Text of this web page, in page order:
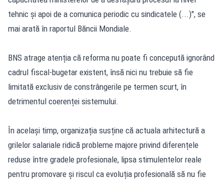
tehnic și apoi de a comunica periodic cu sindicatele (...)", se
mai arată în raportul Băncii Mondiale.
BNS atrage atenția că reforma nu poate fi concepută ignorând
cadrul fiscal-bugetar existent, însă nici nu trebuie să fie
limitată exclusiv de constrângerile pe termen scurt, în
detrimentul coerenței sistemului.
În același timp, organizația susține că actuala arhitectură a
grilelor salariale ridică probleme majore privind diferențele
reduse între gradele profesionale, lipsa stimulentelor reale
pentru promovare și riscul ca evoluția profesională să nu fie